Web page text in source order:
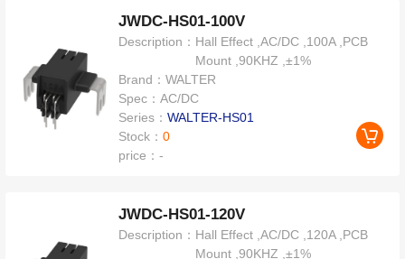
JWDC-HS01-100V
Description： Hall Effect ,AC/DC ,100A ,PCB
Mount ,90KHZ ,±1%
Brand：WALTER
Spec：AC/DC
Series：WALTER-HS01
Stock：0
price：-
JWDC-HS01-120V
Description： Hall Effect ,AC/DC ,120A ,PCB
Mount ,90KHZ ,±1%